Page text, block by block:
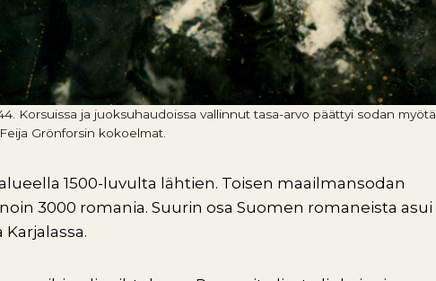
Korsuissa ja juoksuhaudoissa vallinnut tasa-arvo päättyi sodan myötä.
Grönforsin kokoelmat.
1500-luvulta lähtien. Toisen maailmansodan
3000 romania. Suurin osa Suomen romaneista asui